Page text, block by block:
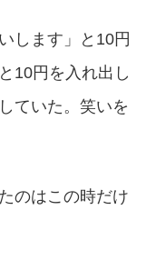
します」と10円
10円を入れ出し
ていた。笑いを
のはこの時だけ